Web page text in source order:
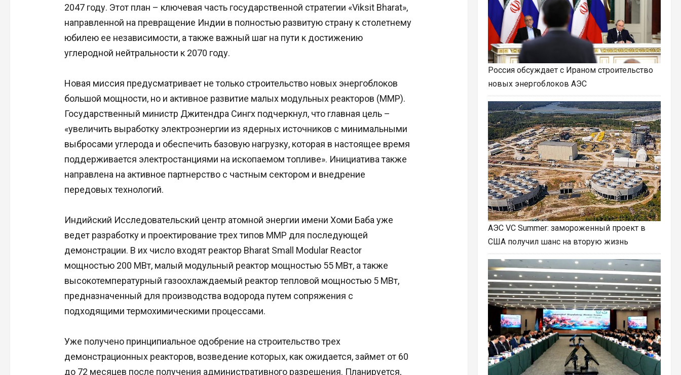
2047 году. Этот план – ключевая часть государственной стратегии «Viksit Bharat»,
направленной на превращение Индии в полностью развитую страну к столетнему
юбилею ее независимости, а также важный шаг на пути к достижению
углеродной нейтральности к 2070 году.
Новая миссия предусматривает не только строительство новых энергоблоков
большой мощности, но и активное развитие малых модульных реакторов (ММР).
Государственный министр Джитендра Сингх подчеркнул, что главная цель –
«увеличить выработку электроэнергии из ядерных источников с минимальными
выбросами углерода и обеспечить базовую нагрузку, которая в настоящее время
поддерживается электростанциями на ископаемом топливе». Инициатива также
направлена на активное партнерство с частным сектором и внедрение
передовых технологий.
Индийский Исследовательский центр атомной энергии имени Хоми Баба уже
ведет разработку и проектирование трех типов ММР для последующей
демонстрации. В их число входят реактор Bharat Small Modular Reactor
мощностью 200 МВт, малый модульный реактор мощностью 55 МВт, а также
высокотемпературный газоохлаждаемый реактор тепловой мощностью 5 МВт,
предназначенный для производства водорода путем сопряжения с
подходящими термохимическими процессами.
Уже получено принципиальное одобрение на строительство трех
демонстрационных реакторов, возведение которых, как ожидается, займет от 60
до 72 месяцев после получения административного разрешения. Планируется,
Россия обсуждает с Ираном строительство
новых энергоблоков АЭС
АЭС VC Summer: замороженный проект в
США получил шанс на вторую жизнь